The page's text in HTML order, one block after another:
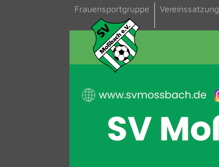
Frauensportgruppe Vereinssatzung